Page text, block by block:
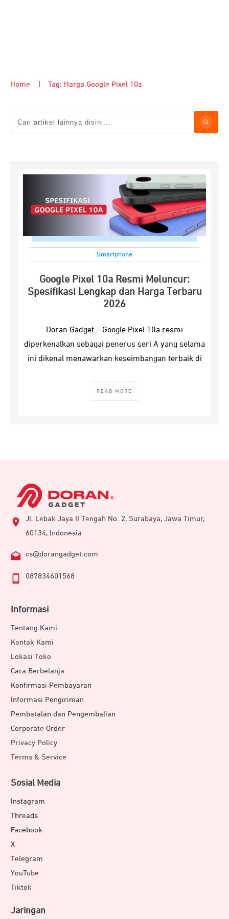
Home Tag: Harga Google Pixel 10a
Smartphone
Google Pixel 10a Resmi Meluncur:
Spesifikasi Lengkap dan Harga Terbaru
2026
Doran Gadget – Google Pixel 10a resmi
diperkenalkan sebagai penerus seri A yang selama
ini dikenal menawarkan keseimbangan terbaik di
READ MORE
Jl. Lebak Jaya II Tengah No. 2, Surabaya, Jawa Timur,
60134, Indonesia
cs@dorangadget.com
087834601568
Informasi
Tentang Kami
Kontak Kami
Lokasi Toko
Cara Berbelanja
Konfirmasi Pembayaran
Informasi Pengiriman
Pembatalan dan Pengembalian
Corporate Order
Privacy Policy
Terms & Service
Sosial Media
Instagram
Threads
Facebook
X
Telegram
YouTube
Tiktok
Jaringan